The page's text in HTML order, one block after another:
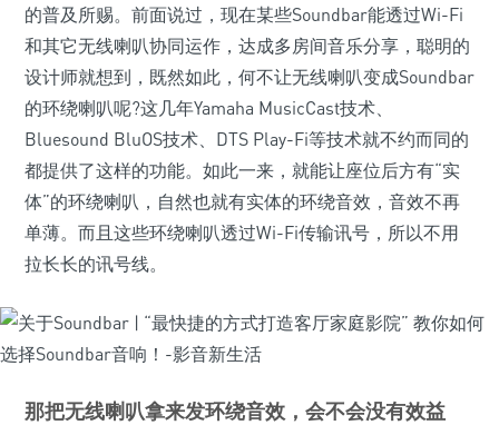
的普及所赐。前面说过，现在某些Soundbar能透过Wi-Fi
和其它无线喇叭协同运作，达成多房间音乐分享，聪明的
设计师就想到，既然如此，何不让无线喇叭变成Soundbar
的环绕喇叭呢?这几年Yamaha MusicCast技术、
Bluesound BluOS技术、DTS Play-Fi等技术就不约而同的
都提供了这样的功能。如此一来，就能让座位后方有“实
体”的环绕喇叭，自然也就有实体的环绕音效，音效不再
单薄。而且这些环绕喇叭透过Wi-Fi传输讯号，所以不用
拉长长的讯号线。
那把无线喇叭拿来发环绕音效，会不会没有效益